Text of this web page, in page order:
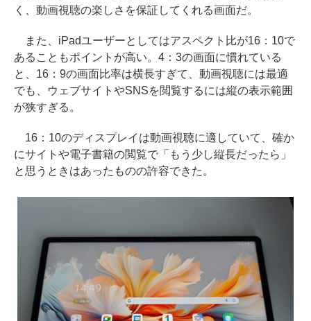
く、動画視聴の楽しさを保証してくれる画面だ。
また、iPadユーザーとしてはアスペクト比が16：10で
あることもポイントが高い。4：3の画面に慣れている
と、16：9の画面比率は横長すぎて、動画視聴には最適
でも、ウェブサイトやSNSを閲覧するには縦の表示範囲
が狭すぎる。
16：10のディスプレイは動画視聴に適していて、確か
にサイトや電子書籍の閲覧で「もう少し縦長だったら」
と思うときはあったものの許容できた。